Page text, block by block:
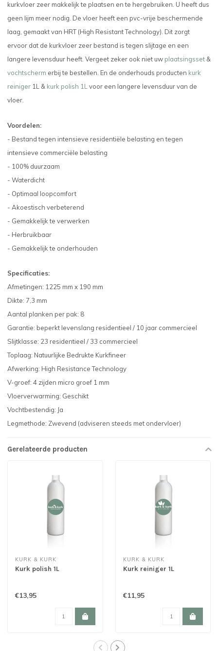
kurkvloer zeer makkelijk te plaatsen en te hergebruiken. U heeft dus
geen lijm meer nodig. De vloer heeft een pvc-vrije beschermende
laag, gemaakt van HRT (High Resistant Technology). Dit zorgt
ervoor dat de kurkvloer zeer bestand is tegen slijtage en een
langere levensduur heeft. Vergeet zeker ook niet uwplaatsingsset &
vochtscherm erbij te bestellen. En de onderhouds producten kurk
reiniger 1L & kurk polish 1Lvoor een langere levensduur van de
vloer.
Voordelen:
- Bestand tegen intensieve residentiële belasting en tegen
intensieve commerciële belasting
- 100% duurzaam
- Waterdicht
- Optimaal loopcomfort
- Akoestisch verbeterend
- Gemakkelijk te verwerken
- Herbruikbaar
- Gemakkelijk te onderhouden
Specificaties:
Afmetingen: 1225 mm x 190 mm
Dikte: 7,3 mm
Aantal planken per pak: 8
Garantie: beperkt levenslang residentieel / 10 jaar commercieel
Slijtklasse: 23 residentieel / 33 commercieel
Toplaag: Natuurlijke Bedrukte Kurkfineer
Afwerking: High Resistance Technology
V-groef: 4 zijden micro groef 1 mm
Vloerverwarming: Geschikt
Vochtbestendig: Ja
Legmethode: Zwevend (adviseren steeds met ondervloer)
Gerelateerde producten
KURK & KURK
Kurk polish 1L
€13,95
KURK & KURK
Kurk reiniger 1L
€11,95